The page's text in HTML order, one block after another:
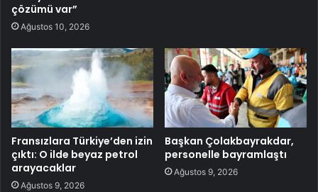
çözümü var”
Ağustos 10, 2026
Fransızlara Türkiye’den izin
çıktı: O ilde beyaz petrol
arayacaklar
Ağustos 9, 2026
Başkan Çolakbayrakdar,
personelle bayramlaştı
Ağustos 9, 2026